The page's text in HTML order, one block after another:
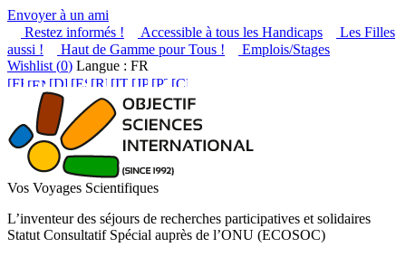
Envoyer à un ami
Restez informés !
Accessible à tous les Handicaps
Les Filles
aussi !
Haut de Gamme pour Tous !
Emplois/Stages
Wishlist (0) Langue : FR
Vos Voyages Scientifiques
L’inventeur des séjours de recherches participatives et solidaires
Statut Consultatif Spécial auprès de l’ONU (ECOSOC)